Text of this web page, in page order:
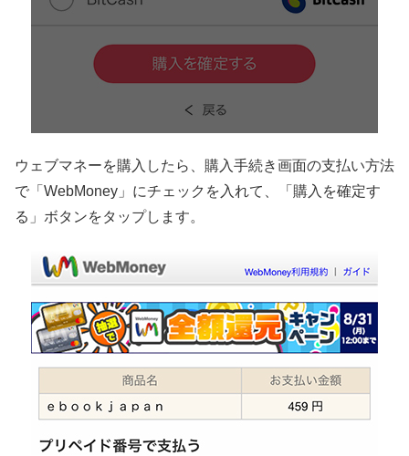
ウェブマネーを購入したら、購入手続き画面の支払い方法
で「WebMoney」にチェックを入れて、「購入を確定す
る」ボタンをタップします。